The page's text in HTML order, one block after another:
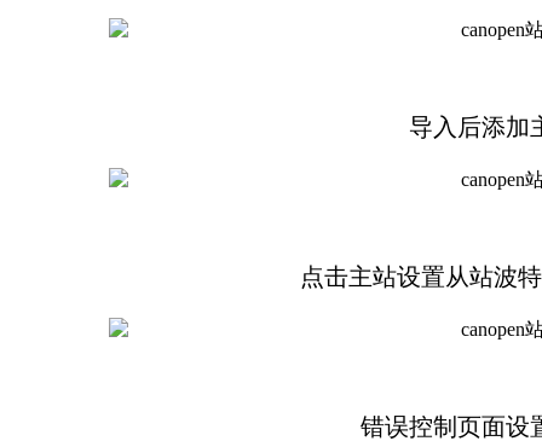
导入后添加
点击主站设置从站波
错误控制页面设